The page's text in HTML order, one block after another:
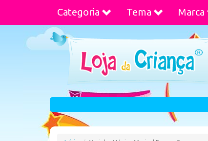
Categoria Tema Marca